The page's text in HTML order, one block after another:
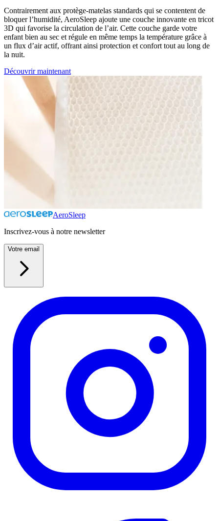
Contrairement aux protège-matelas standards qui se contentent de
bloquer l’humidité, AeroSleep ajoute une couche innovante en tricot
3D qui favorise la circulation de l’air. Cette couche garde votre
enfant bien au sec et régule en même temps la température grâce à
un flux d’air actif, offrant ainsi protection et confort tout au long de
la nuit.
Découvrir maintenant
AeroSleep
Inscrivez-vous à notre newsletter
Votre email